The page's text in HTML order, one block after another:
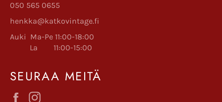
050 565 0655
henkka@katkovintage.fi
Auki Ma-Pe 11:00-18:00
La 11:00-15:00
SEURAA MEITÄ
Facebook